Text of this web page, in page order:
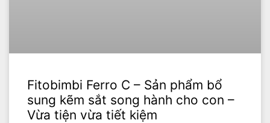
Fitobimbi Ferro C – Sản phẩm bổ
sung kẽm sắt song hành cho con –
Vừa tiện vừa tiết kiệm